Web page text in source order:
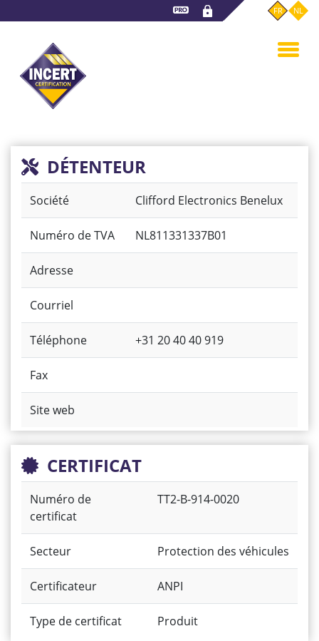
au
principal
FR NL
DÉTENTEUR
Société Clifford Electronics Benelux
Numéro de TVA NL811331337B01
Adresse
Courriel
Téléphone +31 20 40 40 919
Fax
Site web
CERTIFICAT
Numéro de
certificat
TT2-B-914-0020
Secteur Protection des véhicules
Certificateur ANPI
Type de certificat Produit